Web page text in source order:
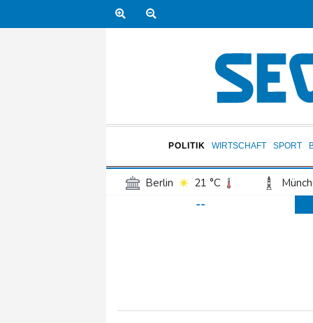
POLITIK WIRTSCHAFT SPORT
Berlin 21 °C
Frankfurt am Main
--